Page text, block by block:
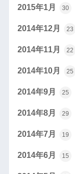
2015年1月 30
2014年12月 23
2014年11月 22
2014年10月 25
2014年9月 25
2014年8月 29
2014年7月 19
2014年6月 15